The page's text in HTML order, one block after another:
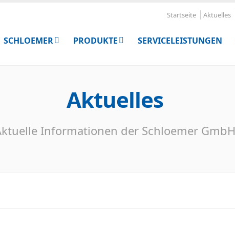
Startseite Aktuelles
SCHLOEMER PRODUKTE SERVICELEISTUNGEN
Aktuelles
Informationen der Schloemer GmbH